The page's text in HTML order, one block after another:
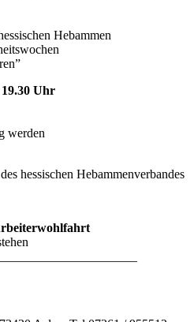
Hebammen
Uhr
werden
hessischen Hebammenverbandes